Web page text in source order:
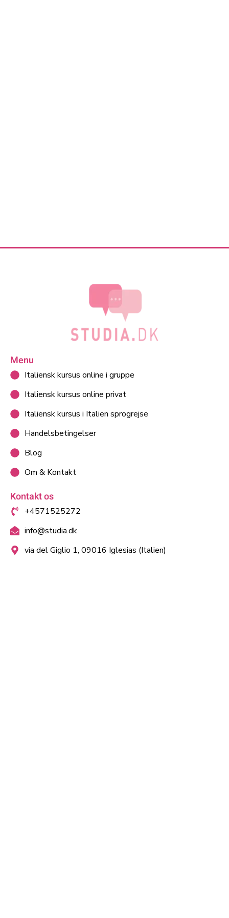
Menu
Italiensk kursus online i gruppe
Italiensk kursus online privat
Italiensk kursus i Italien sprogrejse
Handelsbetingelser
Blog
Om & Kontakt
Kontakt os
+4571525272
info@studia.dk
via del Giglio 1, 09016 Iglesias (Italien)